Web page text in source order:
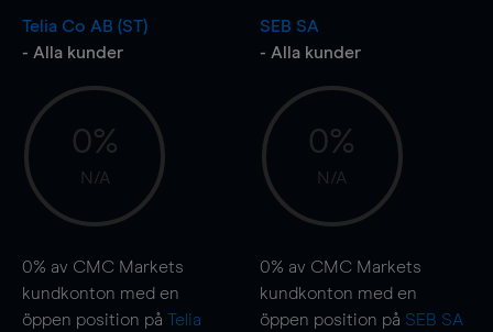
Telia Co AB (ST)
- Alla kunder
0%
N/A
0% av CMC Markets
kundkonton med en
öppen position på Telia
SEB SA
- Alla kunder
0%
N/A
0% av CMC Markets
kundkonton med en
öppen position på SEB SA